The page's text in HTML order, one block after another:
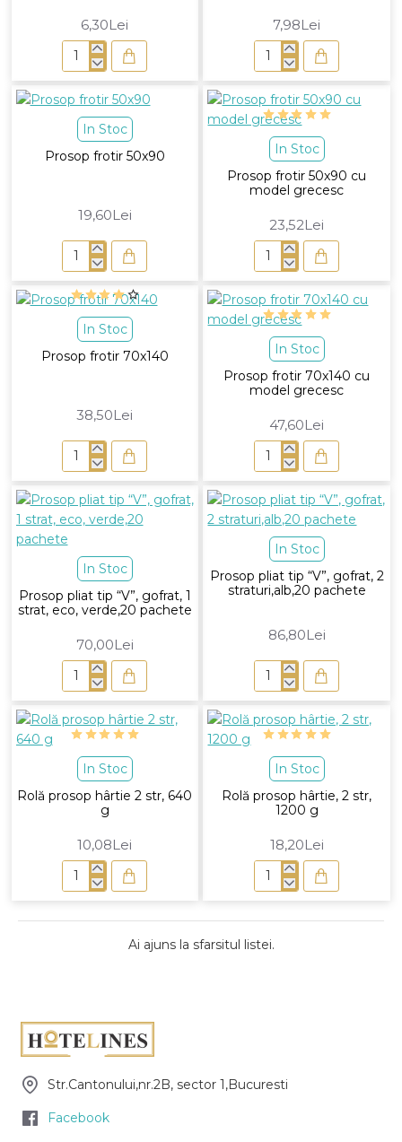
6,30Lei
Prosop
frotir
30x50
7,98Lei
Prosop
frotir
30x50
cu
grecesc
In Stoc
Prosop frotir 50x90
19,60Lei
Prosop
frotir
50x90
In Stoc
Prosop frotir 50x90 cu
model grecesc
23,52Lei
Prosop
frotir
50x90
cu
grecesc
In Stoc
Prosop frotir 70x140
38,50Lei
Prosop
frotir
70x140
In Stoc
Prosop frotir 70x140 cu
model grecesc
47,60Lei
Prosop
frotir
70x140
cu
grecesc
In Stoc
Prosop pliat tip “V”, gofrat, 1
strat, eco, verde,20 pachete
70,00Lei
Prosop
pliat
tip
“V”,
strat,
eco,
verde,20
In Stoc
Prosop pliat tip “V”, gofrat, 2
straturi,alb,20 pachete
86,80Lei
Prosop
pliat
tip
“V”,
straturi,alb,20
pachete
In Stoc
Rolă prosop hârtie 2 str, 640
g
10,08Lei
Rolă
In Stoc
Rolă prosop hârtie, 2 str,
1200 g
18,20Lei
Rolă
str,
Ai ajuns la sfarsitul listei.
Str.Cantonului,nr.2B, sector 1,Bucuresti
Facebook